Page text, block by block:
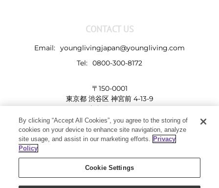
CONTACT US
Email: younglivingjapan@youngliving.com
Tel: 0800-300-8172
〒150-0001
東京都 渋谷区 神宮前 4-13-9
表参道LHビル
By clicking “Accept All Cookies”, you agree to the storing of
cookies on your device to enhance site navigation, analyze
site usage, and assist in our marketing efforts. Privacy
Policy
Cookie Settings